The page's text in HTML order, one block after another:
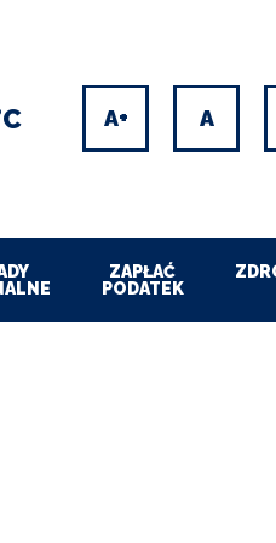
Increase
font
Reset
font
ZAPŁAĆ
PODATEK